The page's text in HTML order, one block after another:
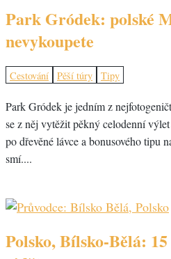
Park Gródek: polské
nevykoupete
Cestování Pěší túry Tipy
Park Gródek je jedním z
se z něj vytěžit pěkný celodenní
po dřevěné lávce a bonusového tipu
smí....
Polsko, Bílsko-Bělá: